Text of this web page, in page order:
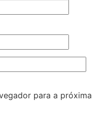
para a próxima